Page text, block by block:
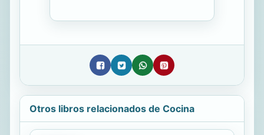
Otros libros relacionados de Cocina